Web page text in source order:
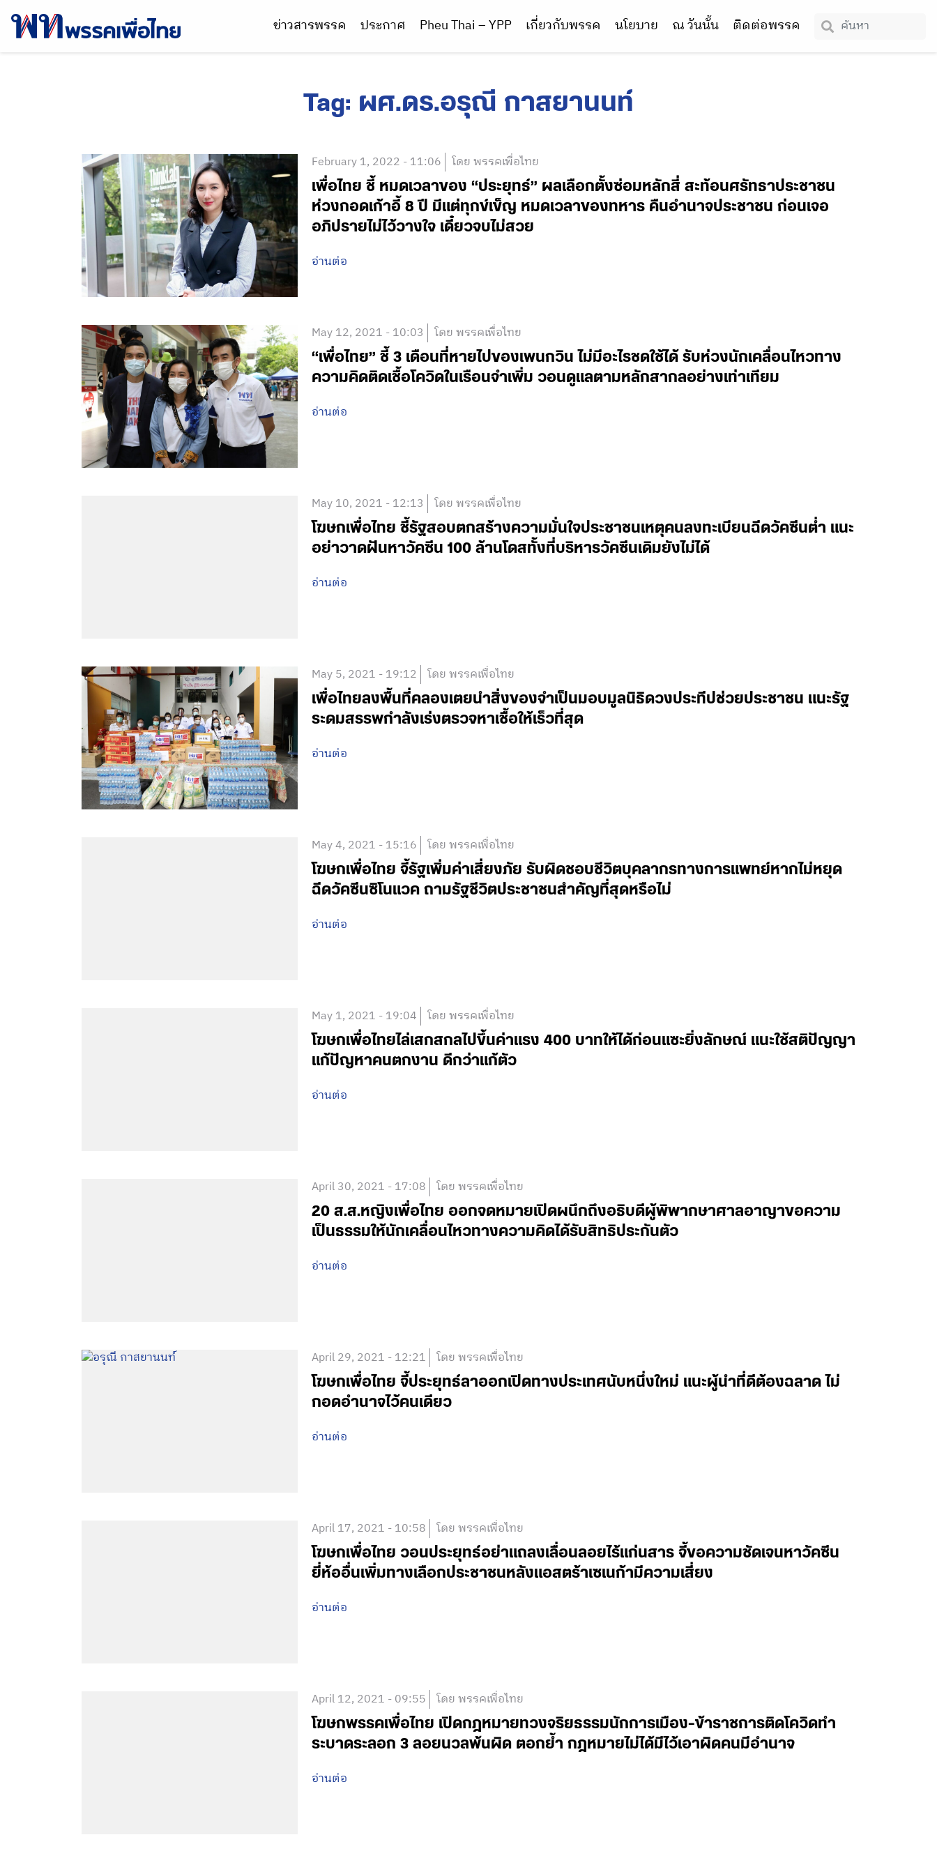
ข่าวสารพรรค ประกาศ Pheu Thai – YPP เกี่ยวกับพรรค นโยบาย ณ วันนั้น ติดต่อพรรค
Tag: ผศ.ดร.อรุณี กาสยานนท์
February 1, 2022 - 11:06 โดย พรรคเพื่อไทย
เพื่อไทย ชี้ หมดเวลาของ “ประยุทธ์” ผลเลือกตั้งซ่อมหลักสี่ สะท้อนศรัทธาประชาชน
ห่วงกอดเก้าอี้ 8 ปี มีแต่ทุกข์เข็ญ หมดเวลาของทหาร คืนอำนาจประชาชน ก่อนเจอ
อภิปรายไม่ไว้วางใจ เดี๋ยวจบไม่สวย
อ่านต่อ
May 12, 2021 - 10:03 โดย พรรคเพื่อไทย
“เพื่อไทย” ชี้ 3 เดือนที่หายไปของเพนกวิน ไม่มีอะไรชดใช้ได้ รับห่วงนักเคลื่อนไหวทาง
ความคิดติดเชื้อโควิดในเรือนจำเพิ่ม วอนดูแลตามหลักสากลอย่างเท่าเทียม
อ่านต่อ
May 10, 2021 - 12:13 โดย พรรคเพื่อไทย
โฆษกเพื่อไทย ชี้รัฐสอบตกสร้างความมั่นใจประชาชนเหตุคนลงทะเบียนฉีดวัคซีนต่ำ แนะ
อย่าวาดฝันหาวัคซีน 100 ล้านโดสทั้งที่บริหารวัคซีนเดิมยังไม่ได้
อ่านต่อ
May 5, 2021 - 19:12 โดย พรรคเพื่อไทย
เพื่อไทยลงพื้นที่คลองเตยนำสิ่งของจำเป็นมอบมูลนิธิดวงประทีปช่วยประชาชน แนะรัฐ
ระดมสรรพกำลังเร่งตรวจหาเชื้อให้เร็วที่สุด
อ่านต่อ
May 4, 2021 - 15:16 โดย พรรคเพื่อไทย
โฆษกเพื่อไทย จี้รัฐเพิ่มค่าเสี่ยงภัย รับผิดชอบชีวิตบุคลากรทางการแพทย์หากไม่หยุด
ฉีดวัคซีนซิโนแวค ถามรัฐชีวิตประชาชนสำคัญที่สุดหรือไม่
อ่านต่อ
May 1, 2021 - 19:04 โดย พรรคเพื่อไทย
โฆษกเพื่อไทยไล่เสกสกลไปขึ้นค่าแรง 400 บาทให้ได้ก่อนแซะยิ่งลักษณ์ แนะใช้สติปัญญา
แก้ปัญหาคนตกงาน ดีกว่าแก้ตัว
อ่านต่อ
April 30, 2021 - 17:08 โดย พรรคเพื่อไทย
20 ส.ส.หญิงเพื่อไทย ออกจดหมายเปิดผนึกถึงอธิบดีผู้พิพากษาศาลอาญาขอความ
เป็นธรรมให้นักเคลื่อนไหวทางความคิดได้รับสิทธิประกันตัว
อ่านต่อ
April 29, 2021 - 12:21 โดย พรรคเพื่อไทย
โฆษกเพื่อไทย จี้ประยุทธ์ลาออกเปิดทางประเทศนับหนึ่งใหม่ แนะผู้นำที่ดีต้องฉลาด ไม่
กอดอำนาจไว้คนเดียว
อ่านต่อ
April 17, 2021 - 10:58 โดย พรรคเพื่อไทย
โฆษกเพื่อไทย วอนประยุทธ์อย่าแถลงเลื่อนลอยไร้แก่นสาร จี้ขอความชัดเจนหาวัคซีน
ยี่ห้ออื่นเพิ่มทางเลือกประชาชนหลังแอสตร้าเซเนก้ามีความเสี่ยง
อ่านต่อ
April 12, 2021 - 09:55 โดย พรรคเพื่อไทย
โฆษกพรรคเพื่อไทย เปิดกฎหมายทวงจริยธรรมนักการเมือง-ข้าราชการติดโควิดทำ
ระบาดระลอก 3 ลอยนวลพ้นผิด ตอกย้ำ กฎหมายไม่ได้มีไว้เอาผิดคนมีอำนาจ
อ่านต่อ